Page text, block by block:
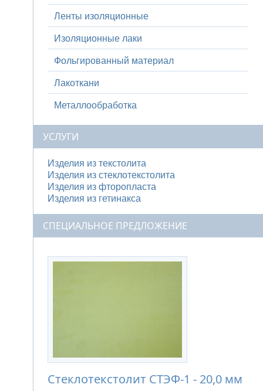
Ленты изоляционные
Изоляционные лаки
Фольгированный материал
Лакоткани
Металлообработка
УСЛУГИ
Изделия из текстолита
Изделия из стеклотекстолита
Изделия из фторопласта
Изделия из гетинакса
СПЕЦИАЛЬНОЕ ПРЕДЛОЖЕНИЕ
Стеклотекстолит СТЭФ-1 - 20,0 мм